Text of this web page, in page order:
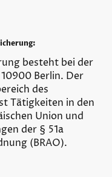
besteht bei der
Berlin. Der
des
Tätigkeiten in den
Union und
der § 51a
(BRAO).